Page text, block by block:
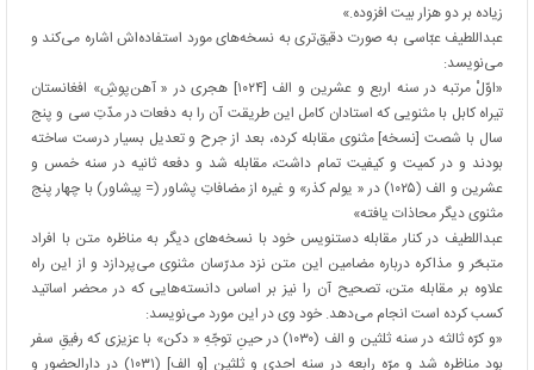
زیاده بر دو هزار بیت افزوده.»
عبداللطیف عبّاسی به صورت دقیق‌تری به نسخه‌های مورد استفاده‌اش اشاره می‌کند و
می‌نویسد:
«اوّلْ مرتبه در سنه اربع و عشرین و الف [۱۰۲۴] هجری در « آهن‌پوشِ» افغانستان
تیراه کابل با مثنویی که استادان کامل این طریقت آن را به دفعات در مدّتِ سی و پنج
سال با شصت [نسخه] مثنوی مقابله کرده، بعد از جرح و تعدیل بسیار درست ساخته
بودند و در کمیت و کیفیت تمام داشت، مقابله شد و دفعه ثانیه در سنه خمس و
عشرین و الف (۱۰۲۵) در « یولم کذر» و غیره از مضافاتِ پشاور (= پیشاور) با چهار پنج
مثنوی دیگر محاذات یافته»
عبداللطیف در کنار مقابله دستنویس خود با نسخه‌های دیگر به مناظره متن با افراد
متبحّر و مذاکره درباره مضامین این متن نزد مدرّسان مثنوی می‌پردازد و از این راه
علاوه بر مقابله متن، تصحیح آن را نیز بر اساس دانسته‌هایی که در محضر اساتید
کسب کرده است انجام می‌دهد. خود وی در این مورد می‌نویسد:
«و کرّه ثالثه در سنه ثلثین و الف (۱۰۳۰) در حینِ توجّهِ « دکن» با عزیزی که رفیقِ سفر
بود مناظره شد و مرّه رابعه در سنه احدی و ثلثین [و الف] (۱۰۳۱) در دارالحضور و